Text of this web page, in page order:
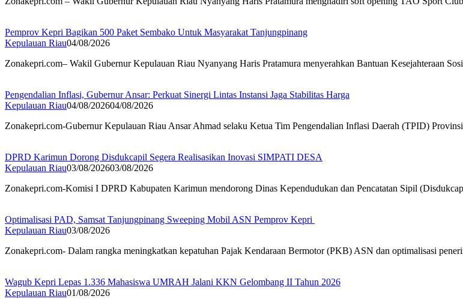
Pemprov Kepri Bagikan 500 Paket Sembako Untuk Masyarakat Tanjungpinang
Kepulauan Riau04/08/2026
Zonakepri.com– Wakil Gubernur Kepulauan Riau Nyanyang Haris Pratamura menyerahkan Bantuan Kesejahteraan
Pengendalian Inflasi, Gubernur Ansar: Perkuat Sinergi Lintas Instansi Jaga Stabilitas Harga
Kepulauan Riau04/08/202604/08/2026
Zonakepri.com-Gubernur Kepulauan Riau Ansar Ahmad selaku Ketua Tim Pengendalian Inflasi Daerah (TPID)
DPRD Karimun Dorong Disdukcapil Segera Realisasikan Inovasi SIMPATI DESA
Kepulauan Riau03/08/202603/08/2026
Zonakepri.com-Komisi I DPRD Kabupaten Karimun mendorong Dinas Kependudukan dan Pencatatan Sipil
Optimalisasi PAD, Samsat Tanjungpinang Sweeping Mobil ASN Pemprov Kepri
Kepulauan Riau03/08/2026
Zonakepri.com- Dalam rangka meningkatkan kepatuhan Pajak Kendaraan Bermotor (PKB) ASN dan optimalisasi
Wagub Kepri Lepas 1.336 Mahasiswa UMRAH Jalani KKN Gelombang II Tahun 2026
Kepulauan Riau01/08/2026